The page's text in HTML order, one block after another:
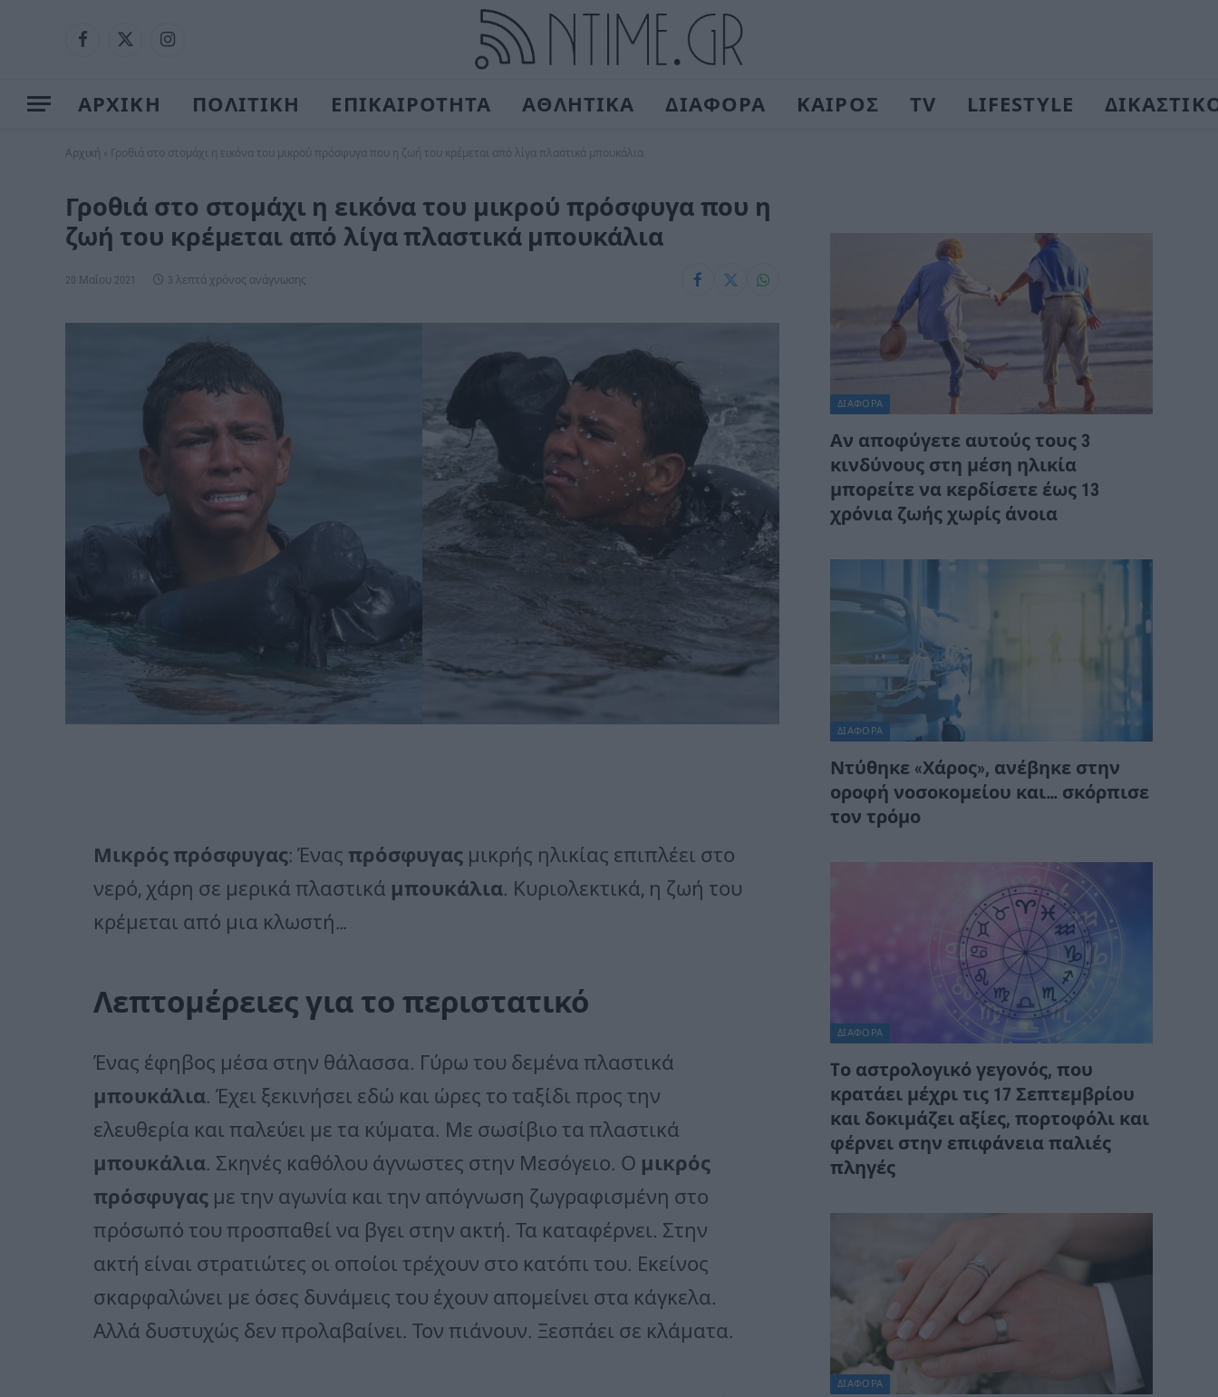
Facebook
X
Instagram
ΑΡΧΙΚΗ ΠΟΛΙΤΙΚΗ ΕΠΙΚΑΙΡΟΤΗΤΑ ΑΘΛΗΤΙΚΑ ΔΙΑΦΟΡΑ ΚΑΙΡΟΣ TV LIFESTYLE
Αρχική Γροθιά στο στομάχι η εικόνα του μικρού πρόσφυγα που η ζωή του κρέμεται από λίγα πλαστικά μπουκάλια
Γροθιά στο στομάχι η εικόνα του μικρού πρόσφυγα που η
ζωή του κρέμεται από λίγα πλαστικά μπουκάλια
20 Μαΐου 2021 3 λεπτά χρόνος ανάγνωσης
Μικρός πρόσφυγας: Ένας πρόσφυγας μικρής ηλικίας επιπλέει στο
νερό, χάρη σε μερικά πλαστικά μπουκάλια. Κυριολεκτικά, η ζωή του
κρέμεται από μια κλωστή…
Λεπτομέρειες για το περιστατικό
Ένας έφηβος μέσα στην θάλασσα. Γύρω του δεμένα πλαστικά
μπουκάλια. Έχει ξεκινήσει εδώ και ώρες το ταξίδι προς την
ελευθερία και παλεύει με τα κύματα. Με σωσίβιο τα πλαστικά
μπουκάλια. Σκηνές καθόλου άγνωστες στην Μεσόγειο. Ο μικρός
πρόσφυγας με την αγωνία και την απόγνωση ζωγραφισμένη στο
πρόσωπό του προσπαθεί να βγει στην ακτή. Τα καταφέρνει. Στην
ακτή είναι στρατιώτες οι οποίοι τρέχουν στο κατόπι του. Εκείνος
σκαρφαλώνει με όσες δυνάμεις του έχουν απομείνει στα κάγκελα.
Αλλά δυστυχώς δεν προλαβαίνει. Τον πιάνουν. Ξεσπάει σε κλάματα.
ΔΙΆΦΟΡΑ
Αν αποφύγετε αυτούς τους 3
κινδύνους στη μέση ηλικία
μπορείτε να κερδίσετε έως 13
χρόνια ζωής χωρίς άνοια
ΔΙΆΦΟΡΑ
Ντύθηκε «Χάρος», ανέβηκε στην
οροφή νοσοκομείου και… σκόρπισε
τον τρόμο
ΔΙΆΦΟΡΑ
Tο αστρολογικό γεγονός, που
κρατάει μέχρι τις 17 Σεπτεμβρίου
και δοκιμάζει αξίες, πορτοφόλι και
φέρνει στην επιφάνεια παλιές
πληγές
ΔΙΆΦΟΡΑ